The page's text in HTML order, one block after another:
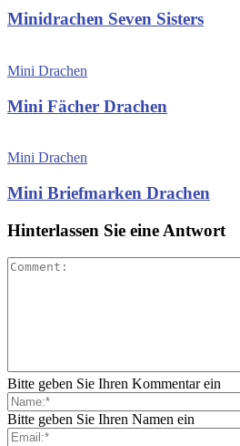
Minidrachen Seven Sisters
Mini Drachen
Mini Fächer Drachen
Mini Drachen
Mini Briefmarken Drachen
Hinterlassen Sie eine Antwort
Bitte geben Sie Ihren Kommentar ein
Bitte geben Sie Ihren Namen ein